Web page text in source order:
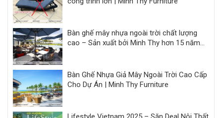
Bàn ghế mây nhựa ngoài trời chất lượng
cao – Sản xuất bởi Minh Thy hơn 15 năm
Bàn Ghế Nhựa Giả Mây Ngoài Trời Cao Cấp
Cho Dự Án | Minh Thy Furniture